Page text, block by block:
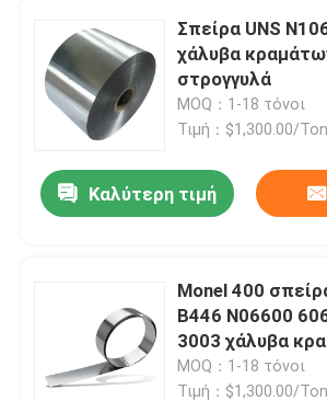
Σπείρα UNS
χάλυβα
στρογγυλά
MOQ：1-18 τόνοι
Τιμή：$1,300.00/
Καλύτερη τιμή
Monel 400
B446 N06600
3003 χάλυβα
MOQ：1-18 τόνοι
Τιμή：$1,300.00/